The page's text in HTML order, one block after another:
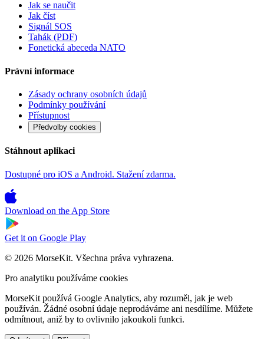
Jak se naučit
Jak číst
Signál SOS
Tahák (PDF)
Fonetická abeceda NATO
Právní informace
Zásady ochrany osobních údajů
Podmínky používání
Přístupnost
Předvolby cookies
Stáhnout aplikaci
Dostupné pro iOS a Android. Stažení zdarma.
Download on the App Store
Get it on Google Play
© 2026 MorseKit. Všechna práva vyhrazena.
Pro analytiku používáme cookies
MorseKit používá Google Analytics, aby rozuměl, jak je web
používán. Žádné osobní údaje neprodáváme ani nesdílíme. Můžete
odmítnout, aniž by to ovlivnilo jakoukoli funkci.